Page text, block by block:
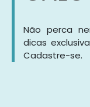
Não perca
dicas
Cadastre-se.